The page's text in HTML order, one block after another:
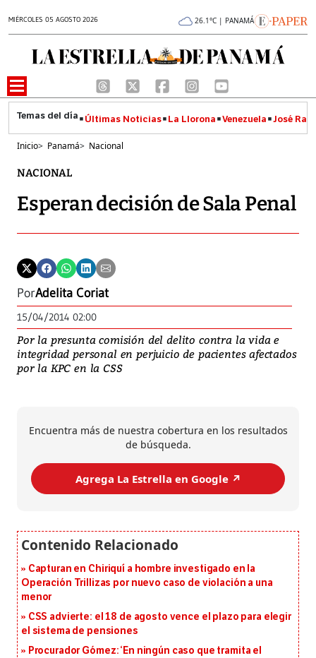
MIÉRCOLES 05 AGOSTO 2026 26.1°C | PANAMÁ
Últimas Noticias La Llorona Venezuela José
Inicio> Panamá> Nacional
NACIONAL
Esperan decisión de Sala Penal
PorAdelita Coriat
15/04/2014 02:00
Por la presunta comisión del delito contra la vida e
integridad personal en perjuicio de pacientes afectados
por la KPC en la CSS
Encuentra más de nuestra cobertura en los resultados
de búsqueda.
Agrega La Estrella en Google ↗️
Capturan en Chiriquí a hombre investigado en la
Operación Trillizas por nuevo caso de violación a una
menor
CSS advierte: el 18 de agosto vence el plazo para elegir
el sistema de pensiones
Procurador Gómez: ‘En ningún caso que tramita el